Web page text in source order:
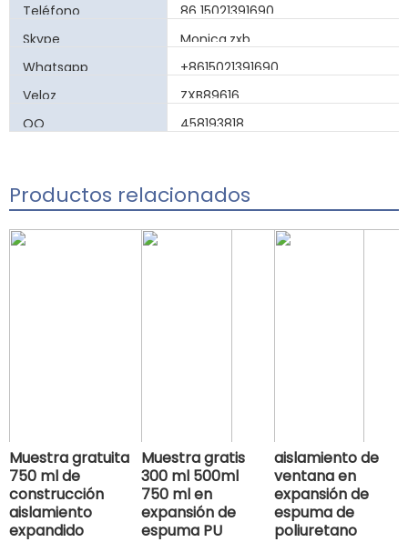
Teléfono
86 15021391690
Skype
Monica.zxb
Whatsapp
+8615021391690
Veloz
ZXB89616
QQ
458193818
Productos relacionados
Muestra gratuita
750 ml de
construcción
aislamiento
expandido
Muestra gratis
300 ml 500ml
750 ml en
expansión de
espuma PU
aislamiento de
ventana en
expansión de
espuma de
poliuretano